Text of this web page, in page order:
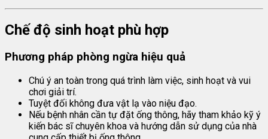
Chế độ sinh hoạt phù hợp
Phương pháp phòng ngừa hiệu quả
Chú ý an toàn trong quá trình làm việc, sinh hoạt và vui
chơi giải trí.
Tuyệt đối không đưa vật lạ vào niệu đạo.
Nếu bệnh nhân cần tự đặt ống thông, hãy tham khảo kỹ ý
kiến bác sĩ chuyên khoa và hướng dẫn sử dụng của nhà